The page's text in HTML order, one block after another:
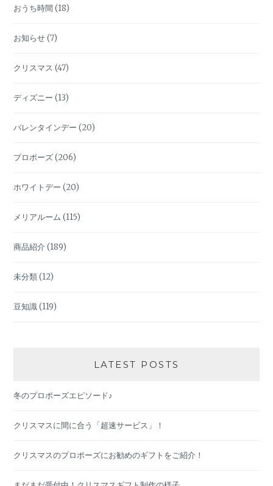
おうち時間 (18)
お知らせ(7)
クリスマス (47)
ディズニー (13)
バレンタインデー (20)
プロポーズ(206)
ホワイトデー (20)
メリアルーム (115)
商品紹介 (189)
未分類(12)
豆知識(119)
LATEST POSTS
冬のプロポーズエピソード♪
クリスマスに間に合う「超速サービス」！
クリスマスのプロポーズにお勧めのギフトをご紹介！